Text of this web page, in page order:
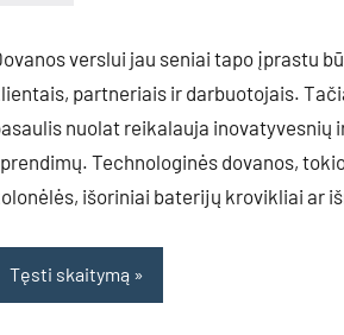
verslui jau seniai tapo įprastu
partneriais ir darbuotojais.
nuolat reikalauja inovatyvesnių
Technologinės dovanos,
išoriniai baterijų krovikliai ar
Tęsti skaitymą